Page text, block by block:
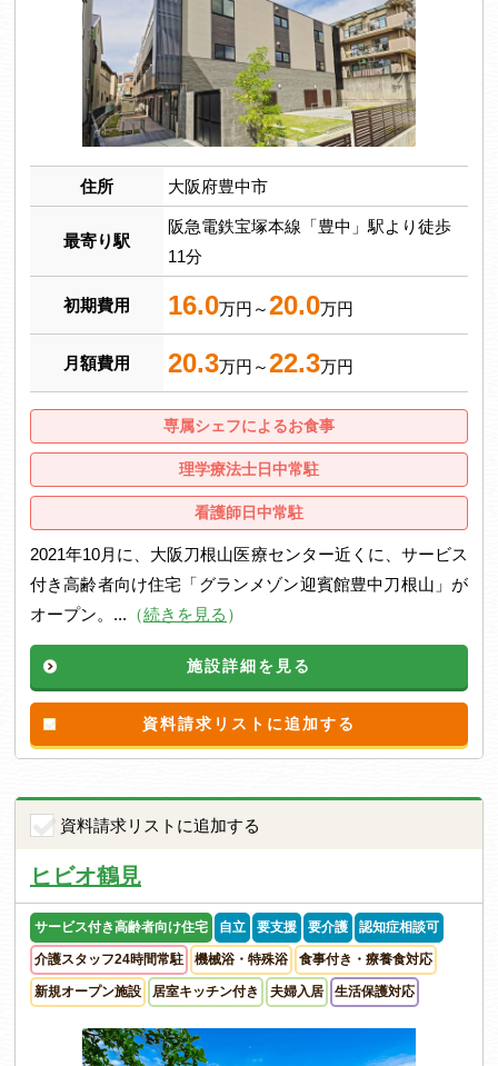
住所 大阪府豊中市
最寄り駅
阪急電鉄宝塚本線「豊中」駅より徒歩
11分
初期費用 16.0万円～20.0万円
月額費用 20.3万円～22.3万円
専属シェフによるお食事
理学療法士日中常駐
看護師日中常駐
2021年10月に、大阪刀根山医療センター近くに、サービス
付き高齢者向け住宅「グランメゾン迎賓館豊中刀根山」が
オープン。... （続きを見る ）
施設詳細を見る
資料請求リストに追加する
資料請求リストに追加する
ヒビオ鶴見
サービス付き高齢者向け住宅 自立 要支援 要介護 認知症相談可
介護スタッフ24時間常駐 機械浴・特殊浴 食事付き・療養食対応
新規オープン施設 居室キッチン付き 夫婦入居 生活保護対応